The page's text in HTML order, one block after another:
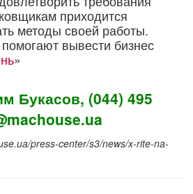
приходится
методы своей работы.
вывести бизнес
»
Букасов, (044) 495
press-center/s3/news/x-rite-na-